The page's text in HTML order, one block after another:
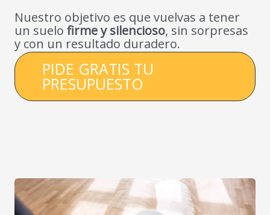
Nuestro objetivo es que vuelvas a tener
un suelo firme y silencioso, sin sorpresas
y con un resultado duradero.
PIDE GRATIS TU
PRESUPUESTO